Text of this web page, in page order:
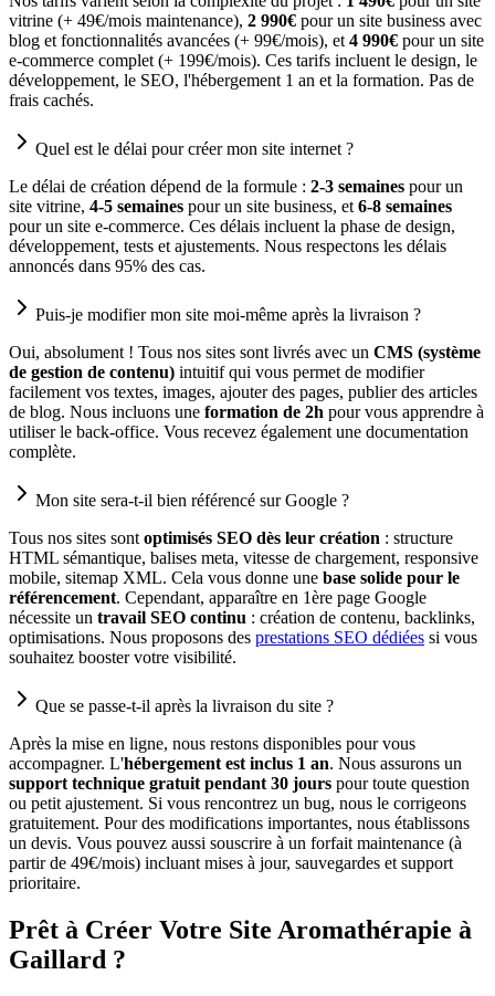
vitrine (+ 49€/mois maintenance), 2 990€ pour un site business avec
blog et fonctionnalités avancées (+ 99€/mois), et 4 990€ pour un site
e-commerce complet (+ 199€/mois). Ces tarifs incluent le design, le
développement, le SEO, l'hébergement 1 an et la formation. Pas de
frais cachés.
Quel est le délai pour créer mon site internet ?
Le délai de création dépend de la formule : 2-3 semaines pour un
site vitrine, 4-5 semaines pour un site business, et 6-8 semaines
pour un site e-commerce. Ces délais incluent la phase de design,
développement, tests et ajustements. Nous respectons les délais
annoncés dans 95% des cas.
Puis-je modifier mon site moi-même après la livraison ?
Oui, absolument ! Tous nos sites sont livrés avec un CMS (système
de gestion de contenu) intuitif qui vous permet de modifier
facilement vos textes, images, ajouter des pages, publier des articles
de blog. Nous incluons une formation de 2h pour vous apprendre à
utiliser le back-office. Vous recevez également une documentation
complète.
Mon site sera-t-il bien référencé sur Google ?
Tous nos sites sont optimisés SEO dès leur création : structure
HTML sémantique, balises meta, vitesse de chargement, responsive
mobile, sitemap XML. Cela vous donne une base solide pour le
référencement. Cependant, apparaître en 1ère page Google
nécessite un travail SEO continu : création de contenu, backlinks,
optimisations. Nous proposons des prestations SEO dédiées si vous
souhaitez booster votre visibilité.
Que se passe-t-il après la livraison du site ?
Après la mise en ligne, nous restons disponibles pour vous
accompagner. L'hébergement est inclus 1 an. Nous assurons un
support technique gratuit pendant 30 jours pour toute question
ou petit ajustement. Si vous rencontrez un bug, nous le corrigeons
gratuitement. Pour des modifications importantes, nous établissons
un devis. Vous pouvez aussi souscrire à un forfait maintenance (à
partir de 49€/mois) incluant mises à jour, sauvegardes et support
prioritaire.
Prêt à Créer Votre Site Aromathérapie à
Gaillard ?